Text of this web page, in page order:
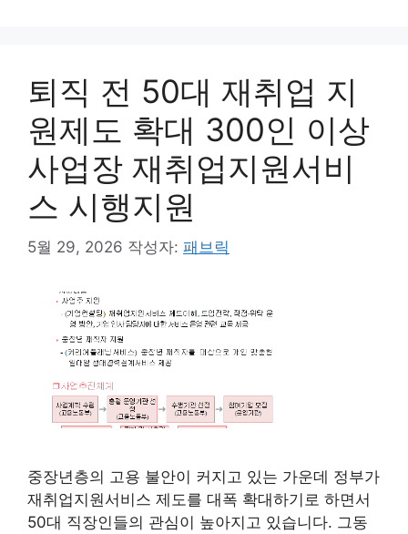
퇴직 전 50대 재취업 지
원제도 확대 300인 이상
사업장 재취업지원서비
스 시행지원
5월 29, 2026 작성자: 패브릭
중장년층의 고용 불안이 커지고 있는 가운데 정부가
재취업지원서비스 제도를 대폭 확대하기로 하면서
50대 직장인들의 관심이 높아지고 있습니다. 그동